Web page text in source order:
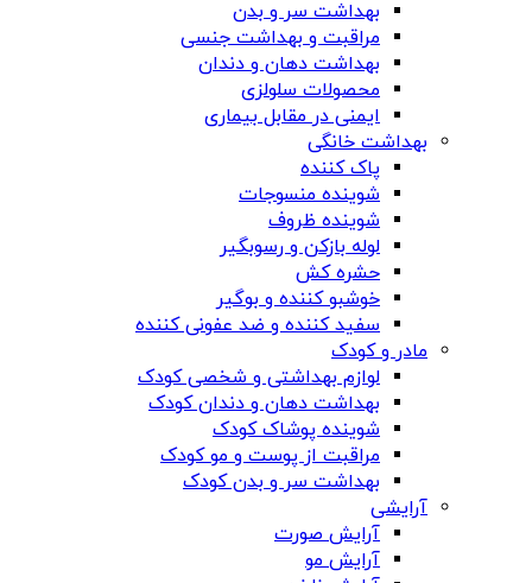
بهداشت سر و بدن
مراقبت و بهداشت جنسی
بهداشت دهان و دندان
محصولات سلولزی
ایمنی در مقابل بیماری
بهداشت خانگی
پاک کننده
شوینده منسوجات
شوینده ظروف
لوله بازکن و رسوبگیر
حشره کش
خوشبو کننده و بوگیر
سفید کننده و ضد عفونی کننده
مادر و کودک
لوازم بهداشتی و شخصی کودک
بهداشت دهان و دندان کودک
شوینده پوشاک کودک
مراقبت از پوست و مو کودک
بهداشت سر و بدن کودک
آرایشی
آرایش صورت
آرایش مو